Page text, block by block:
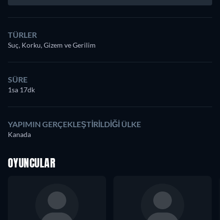
TÜRLER
Suç, Korku, Gizem ve Gerilim
SÜRE
1sa 17dk
YAPIMIN GERÇEKLEŞTIRILDIĞI ÜLKE
Kanada
OYUNCULAR